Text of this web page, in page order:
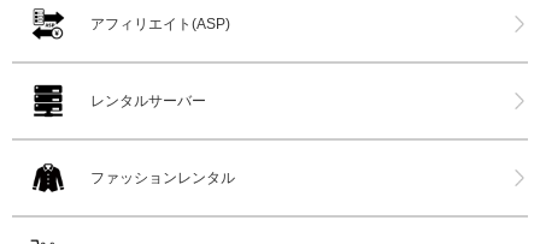
アフィリエイト(ASP)
レンタルサーバー
ファッションレンタル